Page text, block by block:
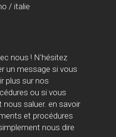
/ italie
nous ! N'hésitez
un message si vous
plus sur nos
ou si vous
saluer. en savoir
et procédures
nous dire